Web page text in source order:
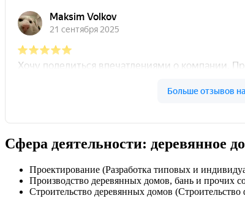
Сфера деятельности: деревянное
Проектирование (Разработка типовых и
Производство деревянных домов, бань и прочих
Строительство деревянных домов (Строительство